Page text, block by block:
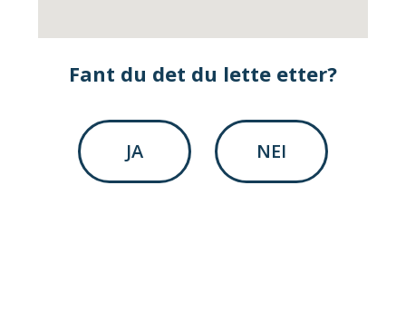
Fant du det du lette etter?
JA NEI